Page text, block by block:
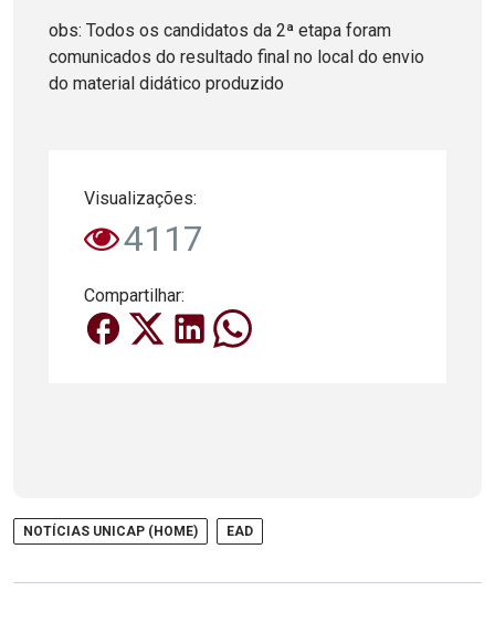
obs: Todos os candidatos da 2ª etapa foram
comunicados do resultado final no local do envio
do material didático produzido
Visualizações:
4117
Compartilhar:
NOTÍCIAS UNICAP (HOME) EAD